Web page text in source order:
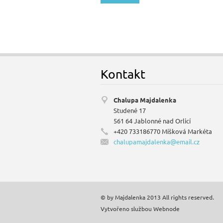
Kontakt
Chalupa Majdalenka
Studené 17
561 64 Jablonné nad Orlicí
+420 733186770 Míšková Markéta
chalupamajdalenka@email.cz
© by Majdalenka 2013 All rights reserved.
Vytvořeno službou Webnode